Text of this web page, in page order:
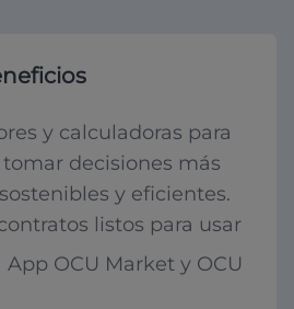
y calculadoras para
decisiones más
y eficientes.
listos para usar
App OCU Market y OCU